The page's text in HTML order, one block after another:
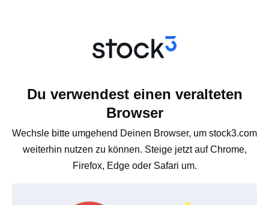
Du verwendest einen veralteten
Browser
Wechsle bitte umgehend Deinen Browser, um stock3.com
weiterhin nutzen zu können. Steige jetzt auf Chrome,
Firefox, Edge oder Safari um.